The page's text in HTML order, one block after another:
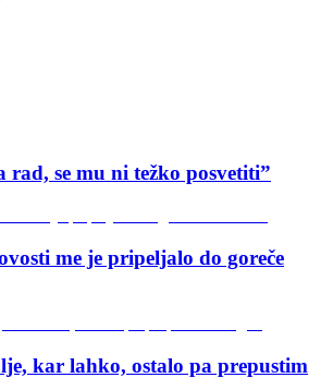
rad, se mu ni težko posvetiti”
me je pripeljalo do goreče
kar lahko, ostalo pa prepustim